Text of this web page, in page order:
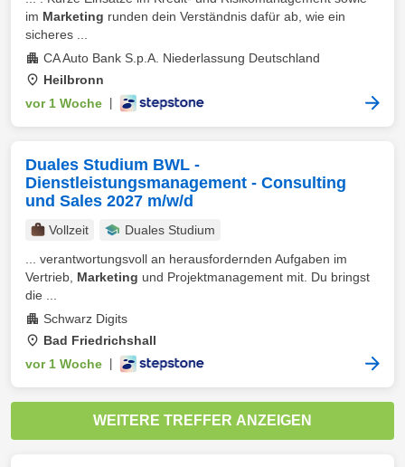
im Marketing runden dein Verständnis dafür ab, wie ein
sicheres ...
CA Auto Bank S.p.A. Niederlassung Deutschland
Heilbronn
vor 1 Woche
Duales Studium BWL -
Dienstleistungsmanagement - Consulting
und Sales 2027 m/w/d
Vollzeit
Duales Studium
... verantwortungsvoll an herausfordernden Aufgaben im
Vertrieb, Marketing und Projektmanagement mit. Du bringst
die ...
Schwarz Digits
Bad Friedrichshall
vor 1 Woche
WEITERE TREFFER ANZEIGEN